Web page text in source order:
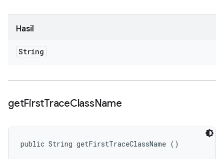
Hasil
String
getFirstTraceClassName
public String getFirstTraceClassName ()